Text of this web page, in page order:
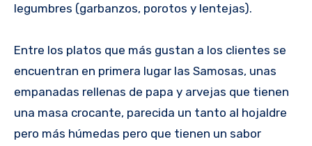
legumbres (garbanzos, porotos y lentejas).
Entre los platos que más gustan a los clientes se
encuentran en primera lugar las Samosas, unas
empanadas rellenas de papa y arvejas que tienen
una masa crocante, parecida un tanto al hojaldre
pero más húmedas pero que tienen un sabor